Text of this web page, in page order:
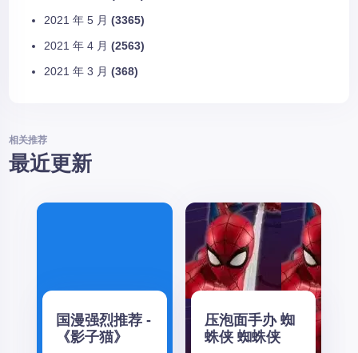
2021 年 5 月 (3365)
2021 年 4 月 (2563)
2021 年 3 月 (368)
相关推荐
最近更新
国漫强烈推荐 -
《影子猫》
压泡面手办 蜘
蛛侠 蜘蛛侠